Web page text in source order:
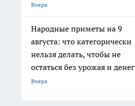
Вчера
Народные приметы на 9
августа: что категорически
нельзя делать, чтобы не
остаться без урожая и денег
Вчера